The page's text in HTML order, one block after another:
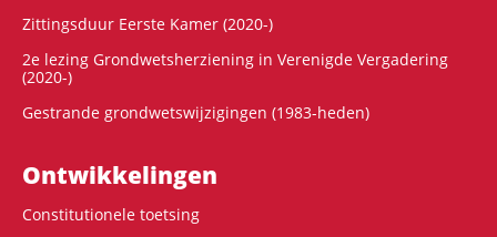
Zittingsduur Eerste Kamer (2020-)
2e lezing Grondwetsherziening in Verenigde Vergadering
(2020-)
Gestrande grondwetswijzigingen (1983-heden)
Ontwikke­lingen
Constitutionele toetsing